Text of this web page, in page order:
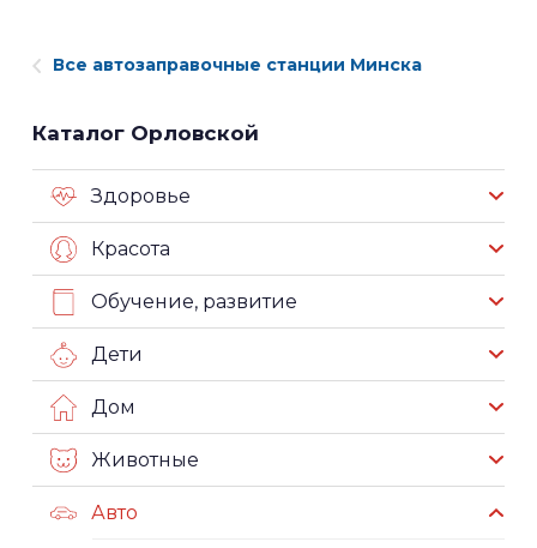
Все автозаправочные станции Минска
Каталог Орловской
Здоровье
Красота
Обучение, развитие
Дети
Дом
Животные
Авто